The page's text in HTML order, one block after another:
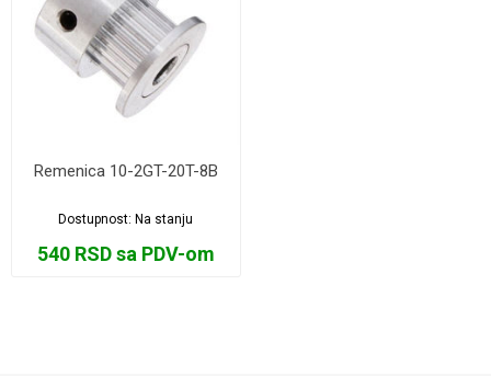
Remenica 10-2GT-20T-8B
Dostupnost:Na stanju
540 RSD sa PDV-om